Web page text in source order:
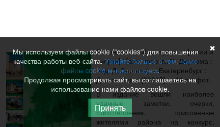
Район, который мне дорог: [стихи и
очерки] / [авт. проекта П. Джужома ;
ред. Д. Сергеев]. – Екатеринбург :
Дельта-План, [2004?]. – 44 с. : фот.
В издание вошли наиболее
удачные заметки, очерки,
стихотворения, присланные
жителями района на конкурс,
Мы используем файлы cookie ("cookies") для повышения
качества работы веб-сайта.Узнайте больше о том, какие
файлы cookie мы используем.
Продолжая просматривать сайт, вы соглашаетесь на
использование нами файлов cookie.
Принять